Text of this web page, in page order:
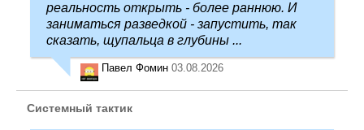
реальность открыть - более раннюю. И
заниматься разведкой - запустить, так
сказать, щупальца в глубины ...
Павел Фомин 03.08.2026
Системный тактик